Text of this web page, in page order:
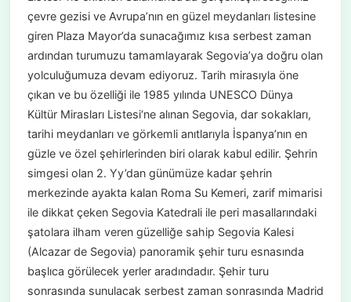
çevre gezisi ve Avrupa’nın en güzel meydanları listesine
giren Plaza Mayor’da sunacağımız kısa serbest zaman
ardından turumuzu tamamlayarak Segovia’ya doğru olan
yolculuğumuza devam ediyoruz. Tarih mirasıyla öne
çıkan ve bu özelliği ile 1985 yılında UNESCO Dünya
Kültür Mirasları Listesi‘ne alınan Segovia, dar sokakları,
tarihi meydanları ve görkemli anıtlarıyla İspanya’nın en
güzle ve özel şehirlerinden biri olarak kabul edilir. Şehrin
simgesi olan 2. Yy’dan günümüze kadar şehrin
merkezinde ayakta kalan Roma Su Kemeri, zarif mimarisi
ile dikkat çeken Segovia Katedrali ile peri masallarındaki
şatolara ilham veren güzelliğe sahip Segovia Kalesi
(Alcazar de Segovia) panoramik şehir turu esnasında
başlıca görülecek yerler aradındadır. Şehir turu
sonrasında sunulacak serbest zaman sonrasında Madrid